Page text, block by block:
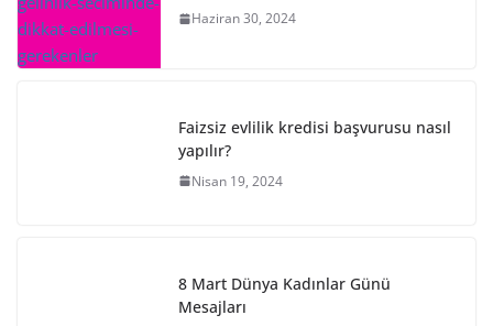
Haziran 30, 2024
Faizsiz evlilik kredisi başvurusu nasıl
yapılır?
Nisan 19, 2024
8 Mart Dünya Kadınlar Günü
Mesajları